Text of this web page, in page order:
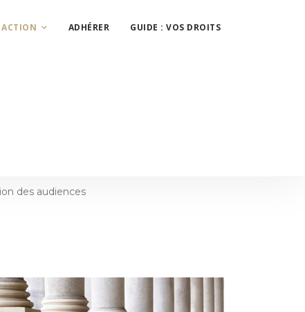
ADHÉRER GUIDE : VOS DROITS
des audiences